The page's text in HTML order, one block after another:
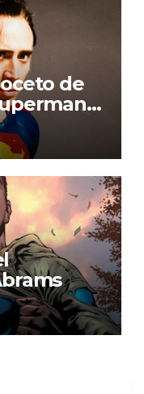
de